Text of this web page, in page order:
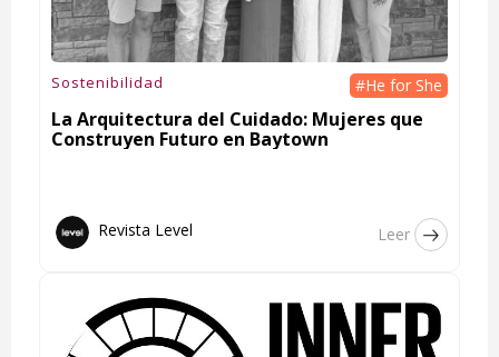
Sostenibilidad #He for She
La Arquitectura del Cuidado: Mujeres que
Construyen Futuro en Baytown
Revista Level Leer